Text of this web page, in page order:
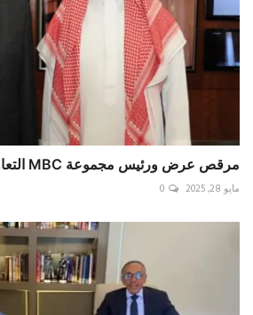
مرقص عرض ورئيس مجموعة MBC التعاون الإعلامي
مايو 28, 2025 0